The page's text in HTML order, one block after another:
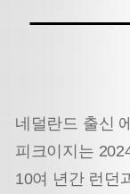
네덜란드 출신
피크이지는
10여 년간 런던